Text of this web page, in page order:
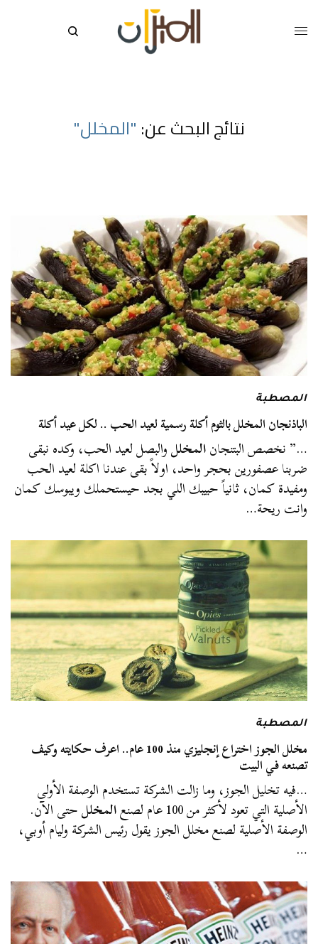
نتائج البحث عن: "المخلل"
المصطبة
الباذنجان المخلل بالثوم أكلة رسمية لعيد الحب .. لكل عيد أكلة
…” نخصص البتنجانالمخللوالبصل لعيد الحب، وكده نبقى
ضربنا عصفورين بحجر واحد، اولاً بقى عندنا اكلة لعيد الحب
ومفيدة كمان، ثانياً حبيبك اللي بجد حيستحملك ويبوسك كمان
وانت ريحة…
المصطبة
مخلل الجوز اختراع إنجليزي منذ 100 عام.. اعرف حكايته وكيف
تصنعه في البيت
…فيه تخليل الجوز، وما زالت الشركة تستخدم الوصفة الأولى
الأصلية التي تعود لأكثر من 100 عام لصنع المخللحتى الآن.
الوصفة الأصلية لصنع مخلل الجوز يقول رئيس الشركة وليام أوبي،
…